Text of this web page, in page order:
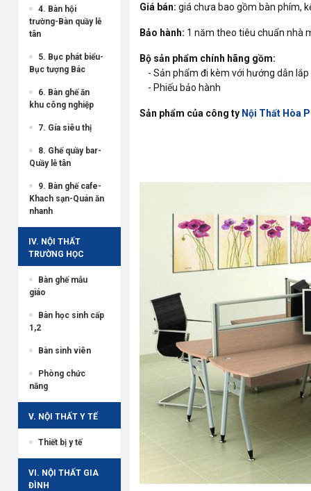
4. Bàn hội
trường-Bàn quầy lễ
tân
5. Bục phát biểu-
Bục tượng Bác
6. Bàn ghế ăn
khu công nghiệp
7. Gía siêu thị
8. Ghế quầy bar-
Quầy lễ tân
9. Bàn ghế cafe-
Khach sạn-Quán ăn
nhanh
IV. NỘI THẤT
TRƯỜNG HỌC
Bàn ghế mẫu
giáo
Bàn học sinh cấp
1,2
Bàn sinh viên
Phòng chức
năng
V. NỘI THẤT Y TẾ
Thiết bị y tế
VI. NỘI THẤT GIA
ĐÌNH
Giá bán: giá chưa bao gồm bàn phím,
Bảo hành: 1 năm theo tiêu chuẩn nhà
Bộ sản phẩm chính hãng gồm:
- Sản phẩm đi kèm với hướng dẫn lắp
- Phiếu bảo hành
Sản phẩm của công ty Nội Thất Hòa